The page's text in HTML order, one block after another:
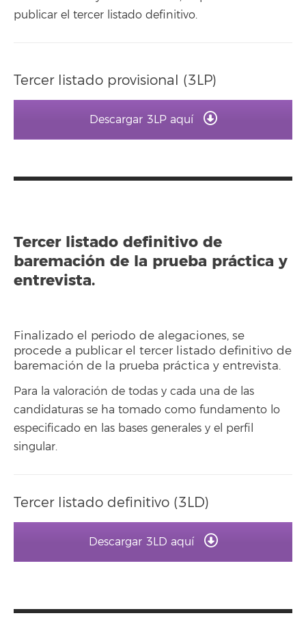
publicar el tercer listado definitivo.
Tercer listado provisional (3LP)
Descargar 3LP aquí
Tercer listado definitivo de
baremación de la prueba práctica y
entrevista.
Finalizado el periodo de alegaciones, se
procede a publicar el tercer listado definitivo de
baremación de la prueba práctica y entrevista.
Para la valoración de todas y cada una de las
candidaturas se ha tomado como fundamento lo
especificado en las bases generales y el perfil
singular.
Tercer listado definitivo (3LD)
Descargar 3LD aquí